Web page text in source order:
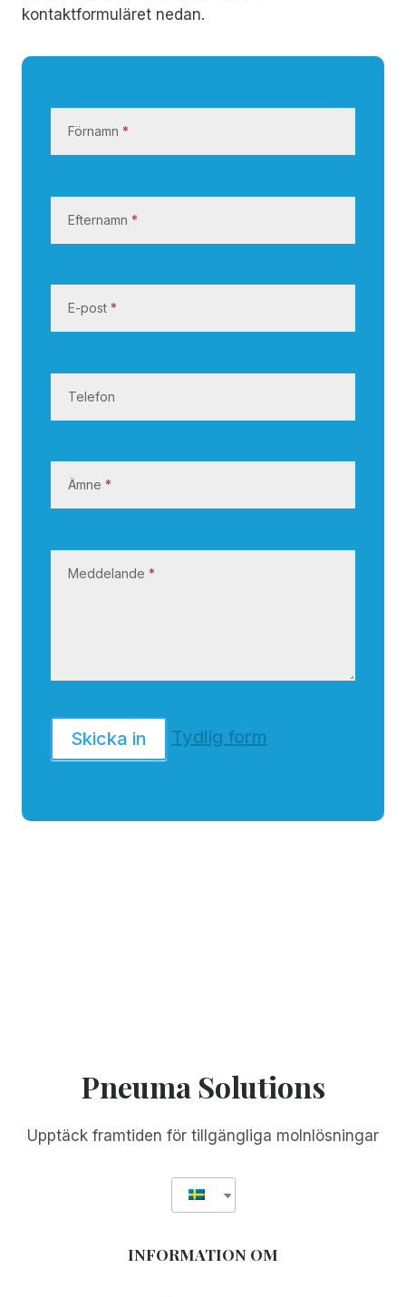
kontaktformuläret nedan.
a
t
Förnamn *
Efternamn *
E-post *
Telefon
Ämne *
Meddelande *
Skicka in Tydlig form
Pneuma Solutions
Upptäck framtiden för tillgängliga molnlösningar
INFORMATION OM